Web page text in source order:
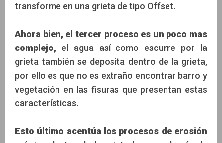
transforme en una grieta de tipo Offset.
Ahora bien, el tercer proceso es un poco mas
complejo, el agua así como escurre por la
grieta también se deposita dentro de la grieta,
por ello es que no es extraño encontrar barro y
vegetación en las fisuras que presentan estas
características.
Esto último acentúa los procesos de erosión